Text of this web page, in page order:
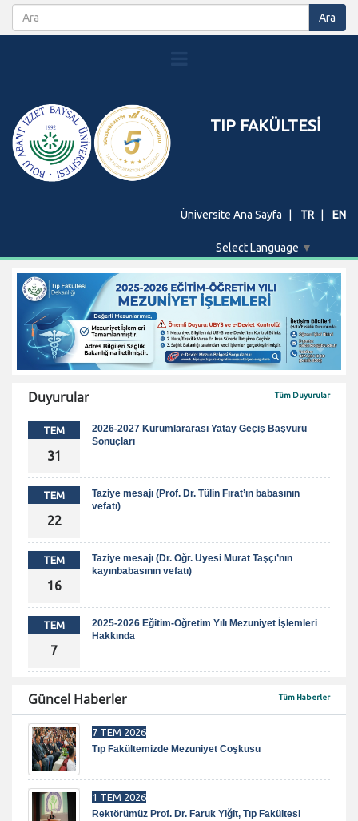
TIP FAKÜLTESİ
Üniversite Ana Sayfa TR EN
Select Language ▼
Duyurular Tüm Duyurular
TEM
31
2026-2027 Kurumlararası Yatay Geçiş Başvuru
Sonuçları
TEM
22
Taziye mesajı (Prof. Dr. Tülin Fırat’ın babasının
vefatı)
TEM
16
Taziye mesajı (Dr. Öğr. Üyesi Murat Taşçı’nın
kayınbabasının vefatı)
TEM
7
2025-2026 Eğitim-Öğretim Yılı Mezuniyet İşlemleri
Hakkında
Güncel Haberler Tüm Haberler
7 TEM 2026
Tıp Fakültemizde Mezuniyet Coşkusu
1 TEM 2026
Rektörümüz Prof. Dr. Faruk Yiğit, Tıp Fakültesi